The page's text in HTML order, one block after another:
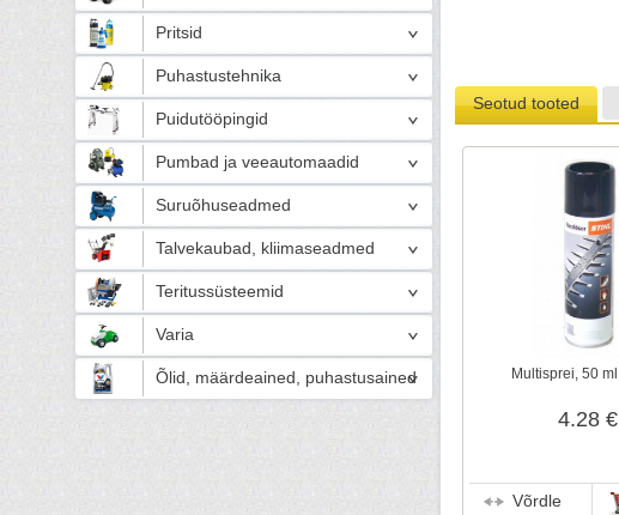
Pritsid
Puhastustehnika
Puidutööpingid
Pumbad ja veeautomaadid
Suruõhuseadmed
Talvekaubad, kliimaseadmed
Teritussüsteemid
Varia
Õlid, määrdeained, puhastusained
Seotud tooted
Multisprei, 50 ml,
4.28 €
Võrdle